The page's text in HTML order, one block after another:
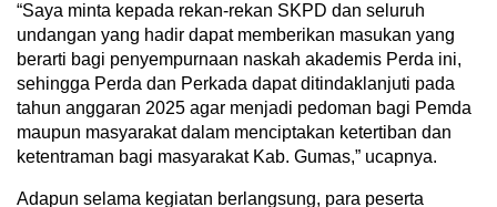
“Saya minta kepada rekan-rekan SKPD dan seluruh
undangan yang hadir dapat memberikan masukan yang
berarti bagi penyempurnaan naskah akademis Perda ini,
sehingga Perda dan Perkada dapat ditindaklanjuti pada
tahun anggaran 2025 agar menjadi pedoman bagi Pemda
maupun masyarakat dalam menciptakan ketertiban dan
ketentraman bagi masyarakat Kab. Gumas,” ucapnya.
Adapun selama kegiatan berlangsung, para peserta